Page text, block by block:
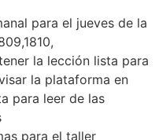
para el jueves de la
tener la lección lista para
la plataforma en
para leer de las
para el taller